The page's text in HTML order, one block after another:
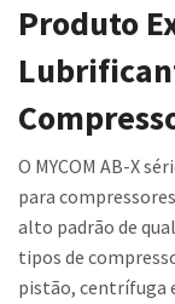
Produto
O MYCOM AB-X
para
alto padrão de
tipos de
pistão, centrífuga